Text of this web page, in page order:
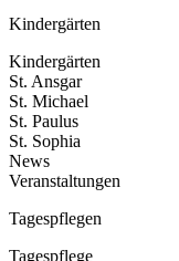
Kindergärten
Kindergärten
St. Ansgar
St. Michael
St. Paulus
St. Sophia
News
Veranstaltungen
Tagespflegen
Tagespflege